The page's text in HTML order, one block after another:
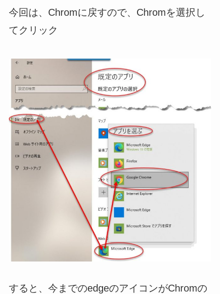
今回は、Chromに戻すので、Chromを選択し
てクリック
すると、今までのedgeのアイコンがChromの